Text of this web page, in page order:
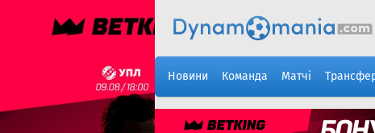
Новини Команда Матчі